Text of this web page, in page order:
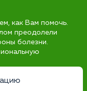
как Вам помочь.
преодолели
болезни.